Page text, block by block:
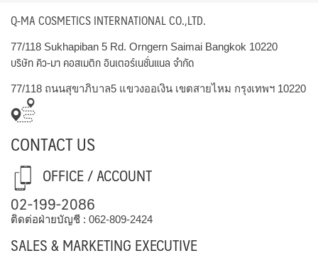
Q-MA COSMETICS INTERNATIONAL CO.,LTD.
77/118 Sukhapiban 5 Rd. Orngern Saimai Bangkok 10220
บริษัท คิว-มา คอสเมติก อินเตอร์เนชั่นแนล จำกัด
77/118 ถนนสุขาภิบาล5 แขวงออเงิน เขตสายไหม กรุงเทพฯ 10220
CONTACT US
OFFICE / ACCOUNT
02-199-2086
ติดต่อฝ่ายบัญชี : 062-809-2424
SALES & MARKETING EXECUTIVE